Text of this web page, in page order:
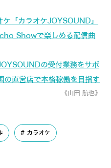
ケ「カラオケJOYSOUND」
Showで楽しめる配信曲
の受付業務をサポ
の直営店で本格稼働を目指す
《山田 航也》
カラオケ